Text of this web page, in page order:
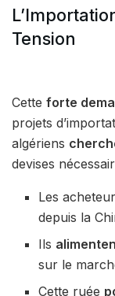
Tension
Cette forte
projets
algériens
devises
Les
depuis la
Ils
sur le
Cette ruée